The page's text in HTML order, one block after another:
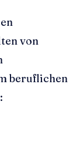
von
beruflichen